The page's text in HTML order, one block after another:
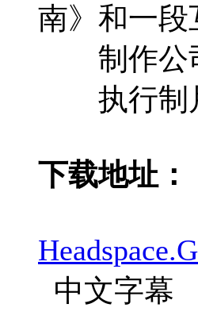
南》和一段
制作公司
执行制片
下载地址：
中文字幕